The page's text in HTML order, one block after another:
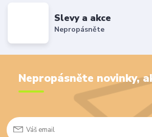
Slevy a akce
Nepropásněte
Nepropásněte novinky,